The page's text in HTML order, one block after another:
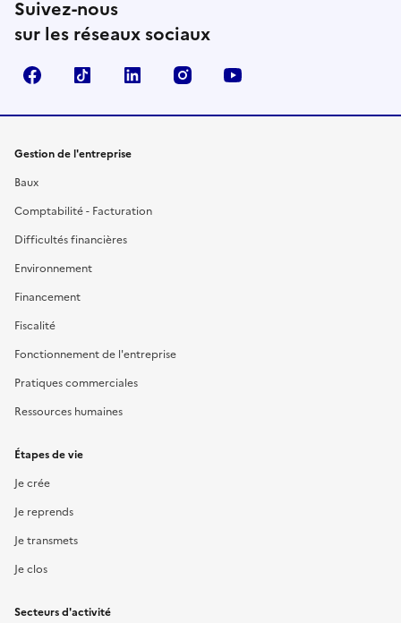
Suivez-nous
sur les réseaux sociaux
FacebookTikTok Linkedin Instagram
Gestion de l'entreprise
Baux
Comptabilité - Facturation
Difficultés financières
Environnement
Financement
Fiscalité
Fonctionnement de l'entreprise
Pratiques commerciales
Ressources humaines
Étapes de vie
Je crée
Je reprends
Je transmets
Je clos
Secteurs d'activité